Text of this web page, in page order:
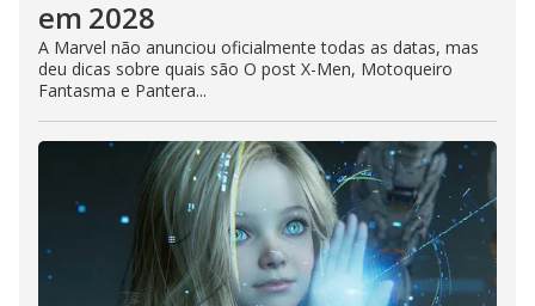
em 2028
A Marvel não anunciou oficialmente todas as datas, mas
deu dicas sobre quais são O post X-Men, Motoqueiro
Fantasma e Pantera...